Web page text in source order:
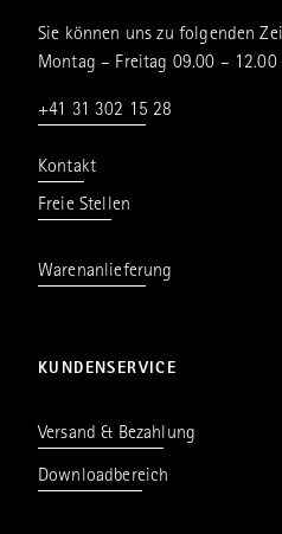
Sie können uns zu folgenden
Montag – Freitag 09.00 –
+41 31 302 15 28
Kontakt
Freie Stellen
Warenanlieferung
KUNDENSERVICE
Versand & Bezahlung
Downloadbereich